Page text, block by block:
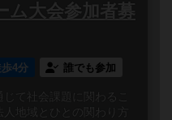
ム大会参加者募
4分 誰でも参加
て社会課題に関わるこ
地域とひとの関わり方